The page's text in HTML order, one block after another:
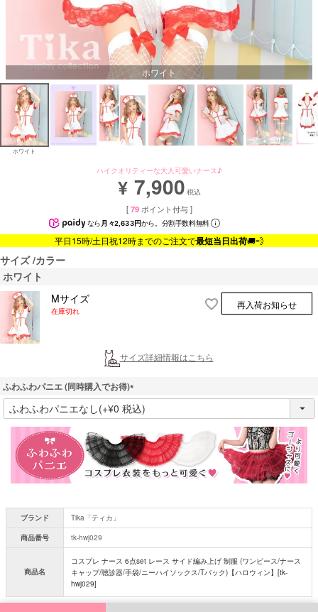
ホワイト
ホワイト
ハイクオリティーな大人可愛いナース♪
¥ 7,900 税込
[ 79 ポイント付与 ]
なら月々2,633円から。分割手数料無料
平日15時/土日祝12時までのご注文で最短当日出荷🚚💨
サイズ カラー
ホワイト
Mサイズ
在庫切れ
再入荷お知らせ
サイズ詳細情報はこちら
ふわふわパニエ (同時購入でお得)
(
必
)
ブランド
Tika「ティカ」
商品番号
tk-hwj029
商品名
コスプレ ナース 6点set レース サイド編み上げ 制服 (ワンピース/ナース
キャップ/聴診器/手袋/ニーハイソックス/Tバック)【ハロウィン】[tk-
hwj029]